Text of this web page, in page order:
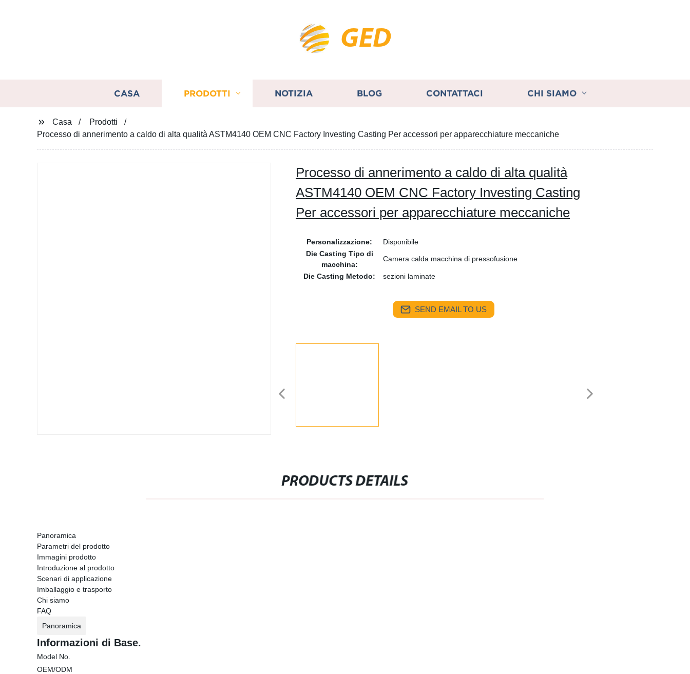
GED
CASA PRODOTTI NOTIZIA BLOG CONTATTACI CHI SIAMO
Casa
Prodotti
Processo di annerimento a caldo di alta qualità ASTM4140 OEM CNC Factory Investing Casting Per accessori per apparecchiature meccaniche
Processo di annerimento a caldo di alta qualità
ASTM4140 OEM CNC Factory Investing Casting
Per accessori per apparecchiature meccaniche
Personalizzazione:
Disponibile
Die Casting Tipo di
macchina:
Camera calda macchina di pressofusione
Die Casting Metodo: sezioni laminate
SEND EMAIL TO US
PRODUCTS DETAILS
Panoramica
Parametri del prodotto
Immagini prodotto
Introduzione al prodotto
Scenari di applicazione
Imballaggio e trasporto
Chi siamo
FAQ
Panoramica
Informazioni di Base.
Model No.
OEM/ODM